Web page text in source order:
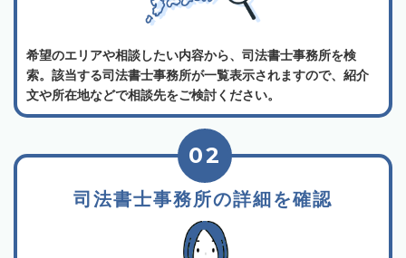
希望のエリアや相談したい内容から、司法書士事務所を検
索。該当する司法書士事務所が一覧表示されますので、紹介
文や所在地などで相談先をご検討ください。
司法書士事務所の詳細を確認
02